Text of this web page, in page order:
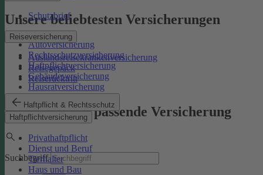
Schutzbrief
Reiseversicherung
Auslandsreisekrankenversicherung
Reisegepäck
Reiserücktritt
Haftpflicht & Rechtsschutz
Haftpflichtversicherung
Privathaftpflicht
Dienst und Beruf
Tierhalter
Haus und Bau
Unsere beliebtesten Versicherungen
Autoversicherung
Rechtsschutzversicherung
Haftpflichtversicherung
Gebäudeversicherung
Hausratversicherung
Finden Sie die passende Versicherung
Suchbegriff